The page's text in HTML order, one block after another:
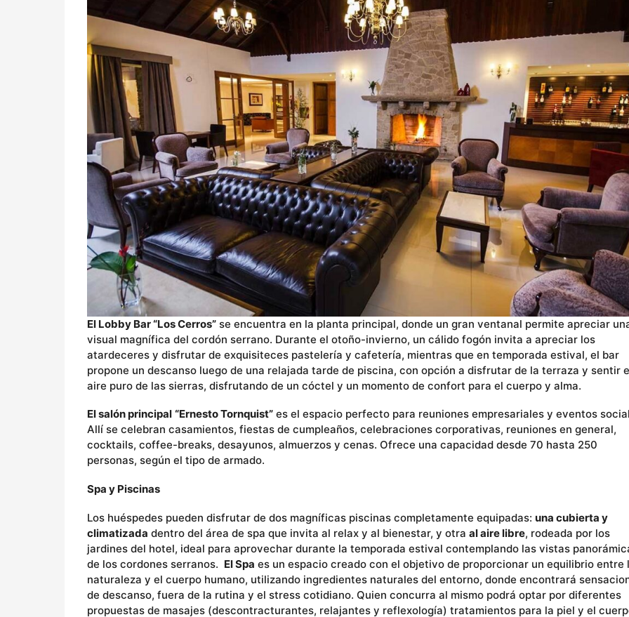
El Lobby Bar “Los Cerros” se encuentra en la planta principal, donde un gran ventanal permite apreciar
visual magnífica del cordón serrano. Durante el otoño-invierno, un cálido fogón invita a apreciar los
atardeceres y disfrutar de exquisiteces pastelería y cafetería, mientras que en temporada estival, el bar
propone un descanso luego de una relajada tarde de piscina, con opción a disfrutar de la terraza y sentir
aire puro de las sierras, disfrutando de un cóctel y un momento de confort para el cuerpo y alma.
El salón principal “Ernesto Tornquist” es el espacio perfecto para reuniones empresariales y eventos
Allí se celebran casamientos, fiestas de cumpleaños, celebraciones corporativas, reuniones en general,
cocktails, coffee-breaks, desayunos, almuerzos y cenas. Ofrece una capacidad desde 70 hasta 250
personas, según el tipo de armado.
Spa y Piscinas
Los huéspedes pueden disfrutar de dos magníficas piscinas completamente equipadas: una cubierta y
climatizada dentro del área de spa que invita al relax y al bienestar, y otra al aire libre, rodeada por los
jardines del hotel, ideal para aprovechar durante la temporada estival contemplando las vistas
de los cordones serranos. El Spa es un espacio creado con el objetivo de proporcionar un equilibrio entre
naturaleza y el cuerpo humano, utilizando ingredientes naturales del entorno, donde encontrará
de descanso, fuera de la rutina y el stress cotidiano. Quien concurra al mismo podrá optar por diferentes
propuestas de masajes (descontracturantes, relajantes y reflexología) tratamientos para la piel y el